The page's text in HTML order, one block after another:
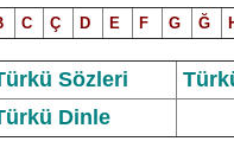
C Ç D E F G Ğ
Sözleri
Dinle